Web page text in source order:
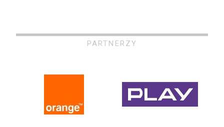
PARTNERZY